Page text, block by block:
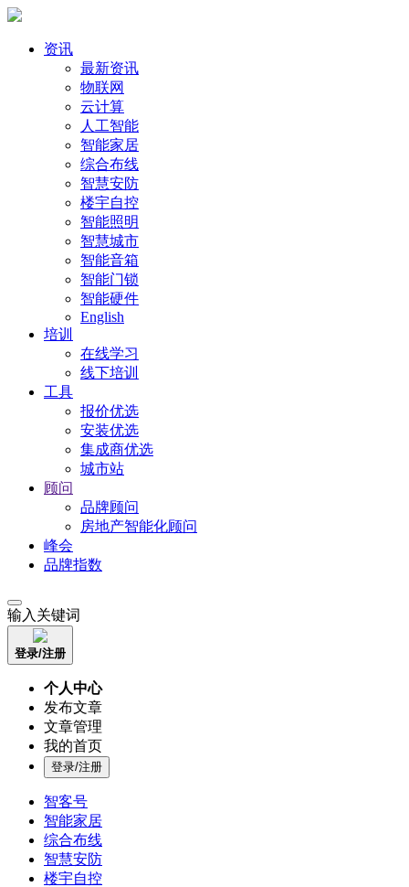
资讯
最新资讯
物联网
云计算
人工智能
智能家居
综合布线
智慧安防
楼宇自控
智能照明
智慧城市
智能音箱
智能门锁
智能硬件
English
培训
在线学习
线下培训
工具
报价优选
安装优选
集成商优选
城市站
顾问
品牌顾问
房地产智能化顾问
峰会
品牌指数
输入关键词
登录/注册
个人中心
发布文章
文章管理
我的首页
登录/注册
智客号
智能家居
综合布线
智慧安防
楼宇自控